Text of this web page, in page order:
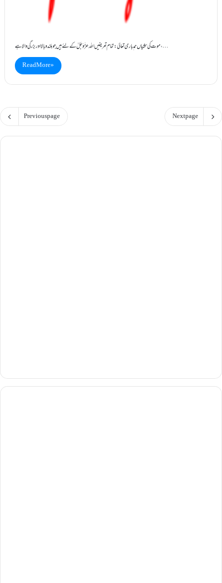
موت کی سختیاں حمد ِباری تعالیٰ: تمام تعریفیں اللہ عزَّوَجَلَّ کے لئے ہیں جو بلند وبالا اور بزرگی والا ہے،…
Read More »
Previous page Next page